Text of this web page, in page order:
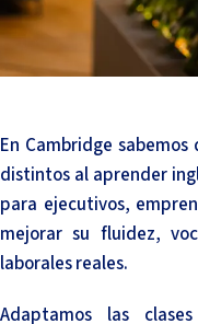
En Cambridge
distintos al aprender
para ejecutivos,
mejorar su fluidez,
laborales reales.
Adaptamos las